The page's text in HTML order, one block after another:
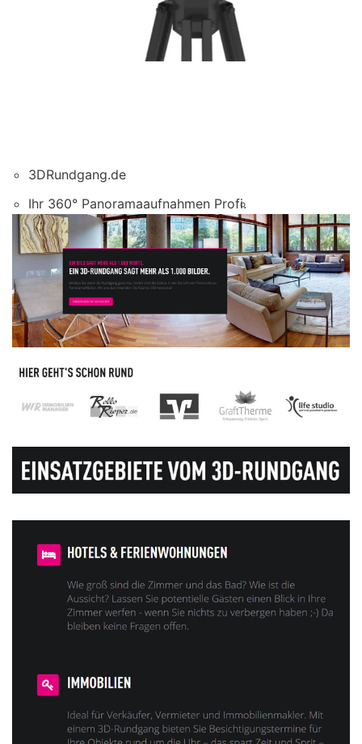
3DRundgang.de
Ihr 360° Panoramaaufnahmen Profi.